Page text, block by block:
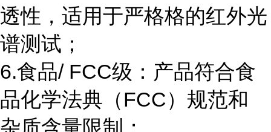
透性，适用于严格格的红外光
谱测试；
6.食品/ FCC级：产品符合食
品化学法典（FCC）规范和
杂质含量限制；